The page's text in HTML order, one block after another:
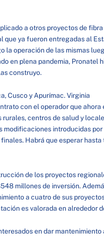
a otros proyectos de
que ya fueron entregadas al
la operación de las mismas
en plena pandemia, Pronatel
construyo.
Cusco y Apurímac. Virginia
con el operador que ahora
centros de salud y
modificaciones introducidas
Habrá que esperar hasta
de los proyectos
millones de inversión.
a cuatro de sus
es valorada en alrededor
en dar mantenimiento